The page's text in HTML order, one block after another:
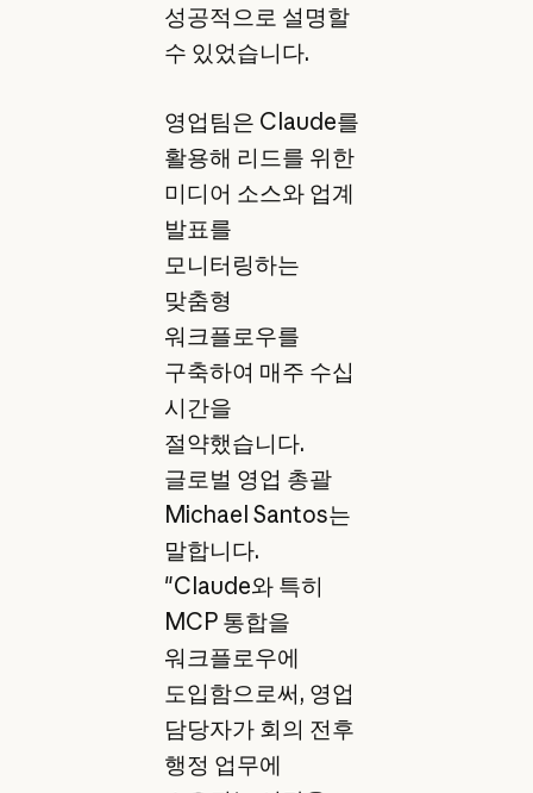
성공적으로 설명할
수 있었습니다.
영업팀은 Claude를
활용해 리드를 위한
미디어 소스와 업계
발표를
모니터링하는
맞춤형
워크플로우를
구축하여 매주 수십
시간을
절약했습니다.
글로벌 영업 총괄
Michael Santos는
말합니다.
"Claude와 특히
MCP 통합을
워크플로우에
도입함으로써, 영업
담당자가 회의 전후
행정 업무에